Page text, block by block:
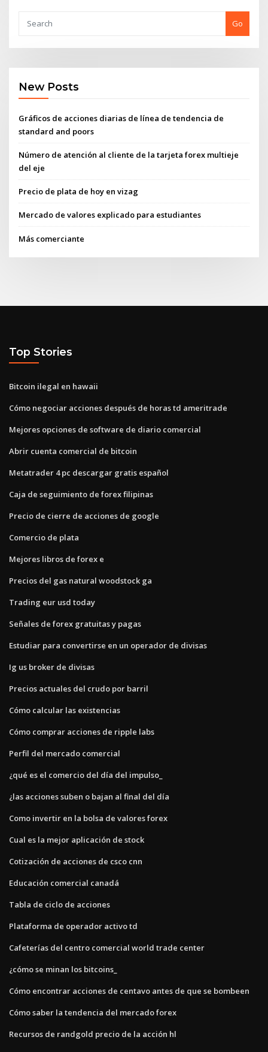
Go
New Posts
Gráficos de acciones diarias de línea de tendencia de
standard and poors
Número de atención al cliente de la tarjeta forex multieje
del eje
Precio de plata de hoy en vizag
Mercado de valores explicado para estudiantes
Más comerciante
Top Stories
Bitcoin ilegal en hawaii
Cómo negociar acciones después de horas td ameritrade
Mejores opciones de software de diario comercial
Abrir cuenta comercial de bitcoin
Metatrader 4 pc descargar gratis español
Caja de seguimiento de forex filipinas
Precio de cierre de acciones de google
Comercio de plata
Mejores libros de forex e
Precios del gas natural woodstock ga
Trading eur usd today
Señales de forex gratuitas y pagas
Estudiar para convertirse en un operador de divisas
Ig us broker de divisas
Precios actuales del crudo por barril
Cómo calcular las existencias
Cómo comprar acciones de ripple labs
Perfil del mercado comercial
¿qué es el comercio del día del impulso_
¿las acciones suben o bajan al final del día
Como invertir en la bolsa de valores forex
Cual es la mejor aplicación de stock
Cotización de acciones de csco cnn
Educación comercial canadá
Tabla de ciclo de acciones
Plataforma de operador activo td
Cafeterías del centro comercial world trade center
¿cómo se minan los bitcoins_
Cómo encontrar acciones de centavo antes de que se bombeen
Cómo saber la tendencia del mercado forex
Recursos de randgold precio de la acción hl